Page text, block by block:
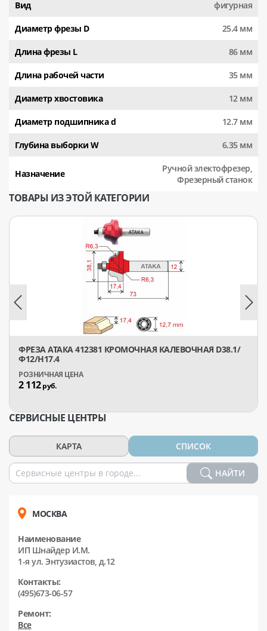
Вид фигурная
Диаметр фрезы D 25.4 мм
Длина фрезы L 86 мм
Длина рабочей части 35 мм
Диаметр хвостовика 12 мм
Диаметр подшипника d 12.7 мм
Глубина выборки W 6.35 мм
Назначение
Ручной электофрезер,
Фрезерный станок
ТОВАРЫ ИЗ ЭТОЙ КАТЕГОРИИ
ФРЕЗА АТАКА 412381 КРОМОЧНАЯ КАЛЕВОЧНАЯ D38.1/
Ф12/H17.4
2 112руб.
СЕРВИСНЫЕ ЦЕНТРЫ
КАРТА СПИСОК
НАЙТИ
МОСКВА
Наименование
ИП Шнайдер И.М.
1-я ул. Энтузиастов, д.12
Контакты:
(495)673-06-57
Ремонт:
Все